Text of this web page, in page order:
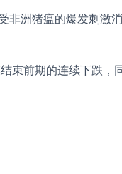
洲猪瘟的爆发刺激消
前期的连续下跌，